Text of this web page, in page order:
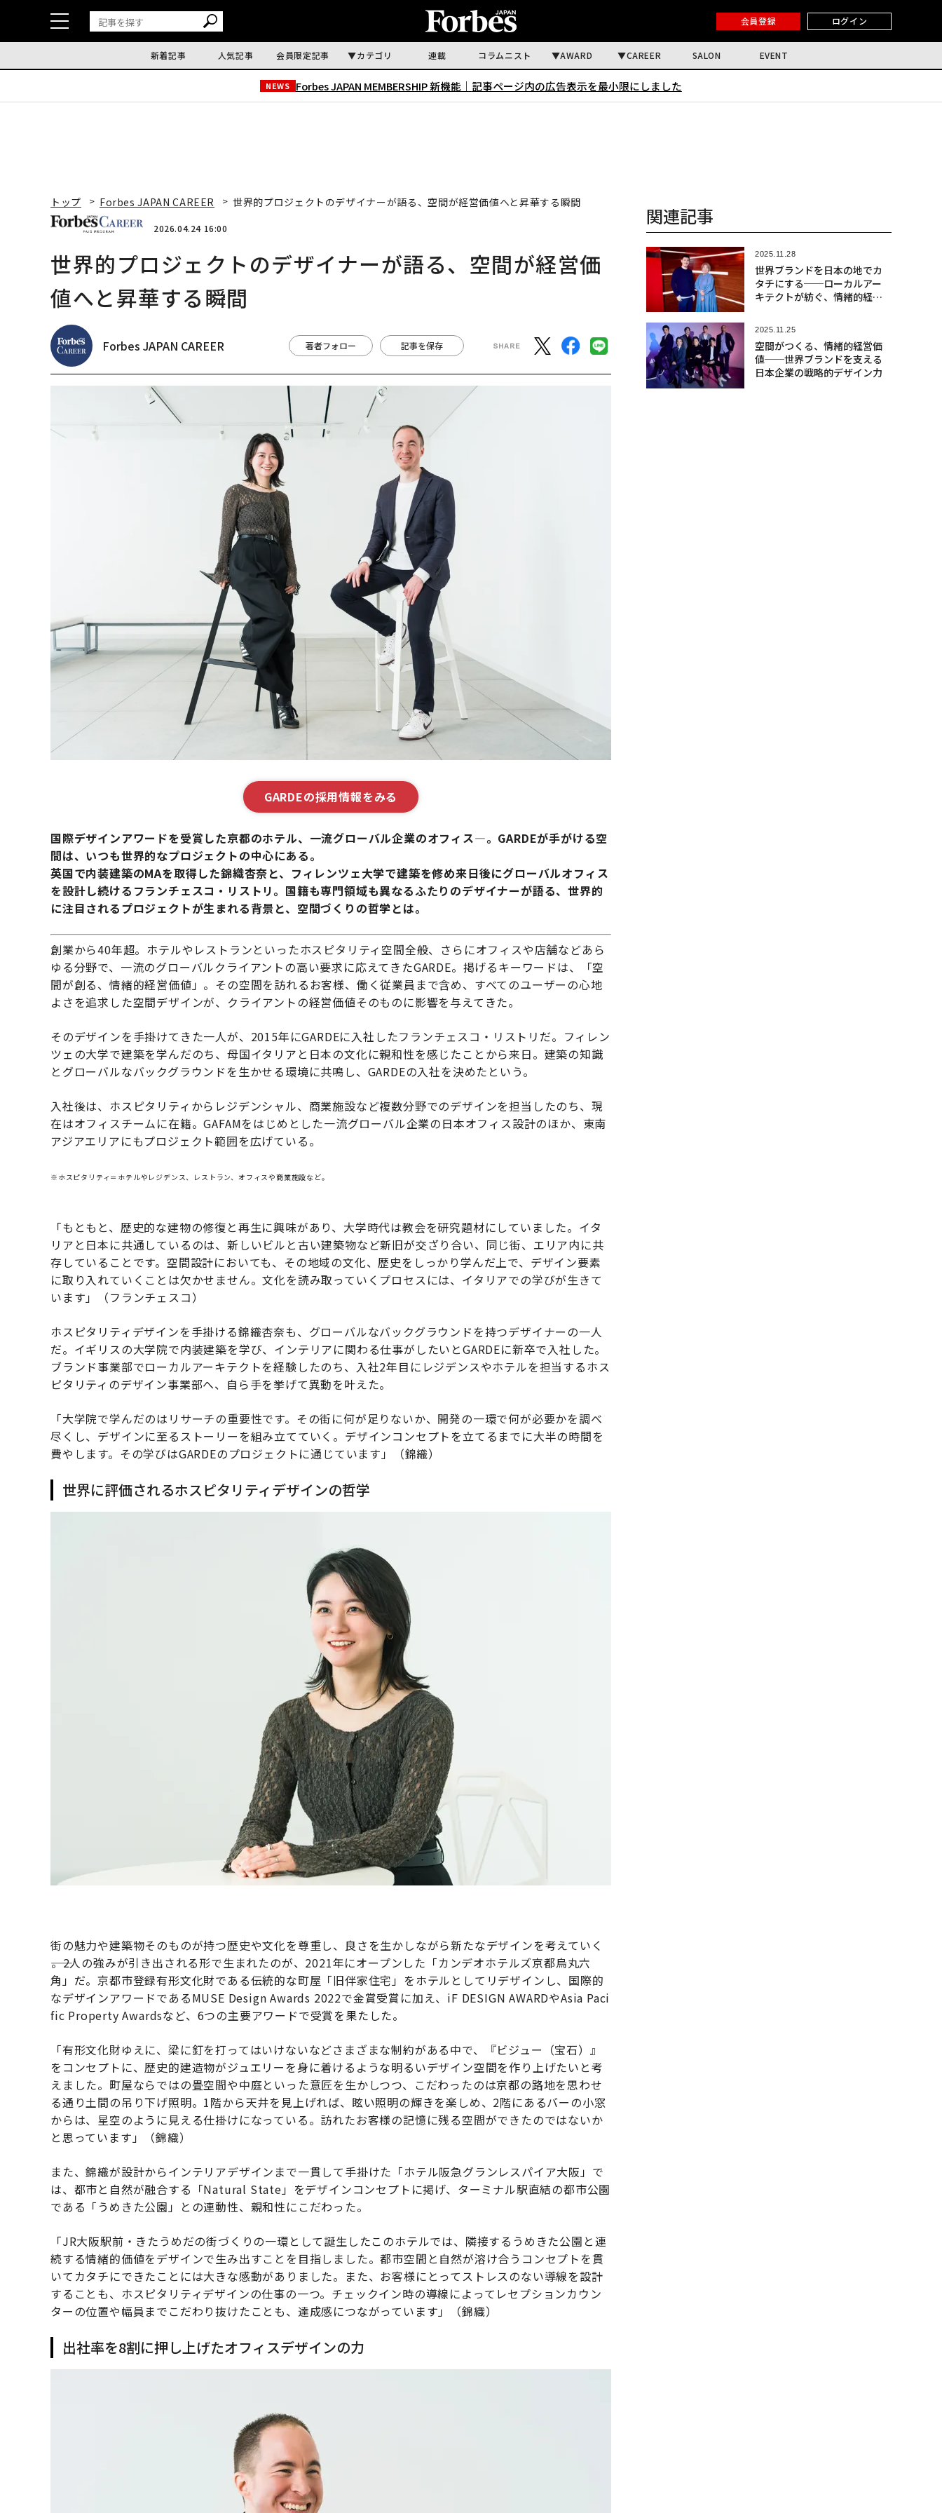
会員登録 ログイン
新着記事 人気記事 会員限定記事 カテゴリ 連載 コラムニスト AWARD CAREER SALON EVENT
NEWS Forbes JAPAN MEMBERSHIP 新機能｜ 記事ページ内の広告表示を最小限にしました
トップ Forbes JAPAN CAREER 世界的プロジェクトのデザイナーが語る、空間が経営価値へと昇華する瞬間
2026.04.24 16:00
世界的プロジェクトのデザイナーが語る、空間が経営価
値へと昇華する瞬間
Forbes JAPAN CAREER 著者フォロー 記事を保存
GARDEの採用情報をみる
国際デザインアワードを受賞した京都のホテル、一流グローバル企業のオフィス—。GARDEが手がける空
間は、いつも世界的なプロジェクトの中心にある。
英国で内装建築のMAを取得した錦織杏奈と、フィレンツェ大学で建築を修め来日後にグローバルオフィス
を設計し続けるフランチェスコ・リストリ。国籍も専門領域も異なるふたりのデザイナーが語る、世界的
に注目されるプロジェクトが生まれる背景と、空間づくりの哲学とは。
創業から40年超。ホテルやレストランといったホスピタリティ空間全般、さらにオフィスや店舗などあら
ゆる分野で、一流のグローバルクライアントの高い要求に応えてきたGARDE。掲げるキーワードは、「空
間が創る、情緒的経営価値」。その空間を訪れるお客様、働く従業員まで含め、すべてのユーザーの心地
よさを追求した空間デザインが、クライアントの経営価値そのものに影響を与えてきた。
そのデザインを手掛けてきた一人が、2015年にGARDEに入社したフランチェスコ・リストリだ。フィレン
ツェの大学で建築を学んだのち、母国イタリアと日本の文化に親和性を感じたことから来日。建築の知識
とグローバルなバックグラウンドを生かせる環境に共鳴し、GARDEの入社を決めたという。
入社後は、ホスピタリティからレジデンシャル、商業施設など複数分野でのデザインを担当したのち、現
在はオフィスチームに在籍。GAFAMをはじめとした一流グローバル企業の日本オフィス設計のほか、東南
アジアエリアにもプロジェクト範囲を広げている。
※ホスピタリティ＝ホテルやレジデンス、レストラン、オフィスや商業施設など。
「もともと、歴史的な建物の修復と再生に興味があり、大学時代は教会を研究題材にしていました。イタ
リアと日本に共通しているのは、新しいビルと古い建築物など新旧が交ざり合い、同じ街、エリア内に共
存していることです。空間設計においても、その地域の文化、歴史をしっかり学んだ上で、デザイン要素
に取り入れていくことは欠かせません。文化を読み取っていくプロセスには、イタリアでの学びが生きて
います」（フランチェスコ）
ホスピタリティデザインを手掛ける錦織杏奈も、グローバルなバックグラウンドを持つデザイナーの一人
だ。イギリスの大学院で内装建築を学び、インテリアに関わる仕事がしたいとGARDEに新卒で入社した。
ブランド事業部でローカルアーキテクトを経験したのち、入社2年目にレジデンスやホテルを担当するホス
ピタリティのデザイン事業部へ、自ら手を挙げて異動を叶えた。
「大学院で学んだのはリサーチの重要性です。その街に何が足りないか、開発の一環で何が必要かを調べ
尽くし、デザインに至るストーリーを組み立てていく。デザインコンセプトを立てるまでに大半の時間を
費やします。その学びはGARDEのプロジェクトに通じています」（錦織）
世界に評価されるホスピタリティデザインの哲学
街の魅力や建築物そのものが持つ歴史や文化を尊重し、良さを生かしながら新たなデザインを考えていく
――。2人の強みが引き出される形で生まれたのが、2021年にオープンした「カンデオホテルズ京都烏丸六
角」だ。京都市登録有形文化財である伝統的な町屋「旧伴家住宅」をホテルとしてリデザインし、国際的
なデザインアワードであるMUSE Design Awards 2022で金賞受賞に加え、iF DESIGN AWARDやAsia Paci
fic Property Awardsなど、6つの主要アワードで受賞を果たした。
「有形文化財ゆえに、梁に釘を打ってはいけないなどさまざまな制約がある中で、『ビジュー（宝石）』
をコンセプトに、歴史的建造物がジュエリーを身に着けるような明るいデザイン空間を作り上げたいと考
えました。町屋ならではの畳空間や中庭といった意匠を生かしつつ、こだわったのは京都の路地を思わせ
る通り土間の吊り下げ照明。1階から天井を見上げれば、眩い照明の輝きを楽しめ、2階にあるバーの小窓
からは、星空のように見える仕掛けになっている。訪れたお客様の記憶に残る空間ができたのではないか
と思っています」（錦織）
また、錦織が設計からインテリアデザインまで一貫して手掛けた「ホテル阪急グランレスパイア大阪」で
は、都市と自然が融合する「Natural State」をデザインコンセプトに掲げ、ターミナル駅直結の都市公園
である「うめきた公園」との連動性、親和性にこだわった。
「JR大阪駅前・きたうめだの街づくりの一環として誕生したこのホテルでは、隣接するうめきた公園と連
続する情緒的価値をデザインで生み出すことを目指しました。都市空間と自然が溶け合うコンセプトを貫
いてカタチにできたことには大きな感動がありました。また、お客様にとってストレスのない導線を設計
することも、ホスピタリティデザインの仕事の一つ。チェックイン時の導線によってレセプションカウン
ターの位置や幅員までこだわり抜けたことも、達成感につながっています」（錦織）
出社率を8割に押し上げたオフィスデザインの力
関連記事
2025.11.28
世界ブランドを日本の地でカ
タチにする──ローカルアー
キテクトが紡ぐ、情緒的経営
2025.11.25
空間がつくる、情緒的経営価
値──世界ブランドを支える
日本企業の戦略的デザイン力